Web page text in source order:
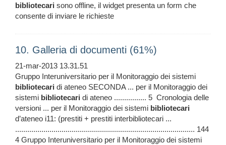
bibliotecari sono offline, il widget presenta un form che
consente di inviare le richieste
10. Galleria di documenti (61%)
21-mar-2013 13.31.51
Gruppo Interuniversitario per il Monitoraggio dei sistemi
bibliotecari di ateneo SECONDA ... per il Monitoraggio dei
sistemi bibliotecari di ateneo ................ 5 Cronologia delle
versioni ... per il Monitoraggio dei sistemi bibliotecari
d’ateneo i11: (prestiti + prestiti interbibliotecari ...
......................................................................................... 144
4 Gruppo Interuniversitario per il Monitoraggio dei sistemi